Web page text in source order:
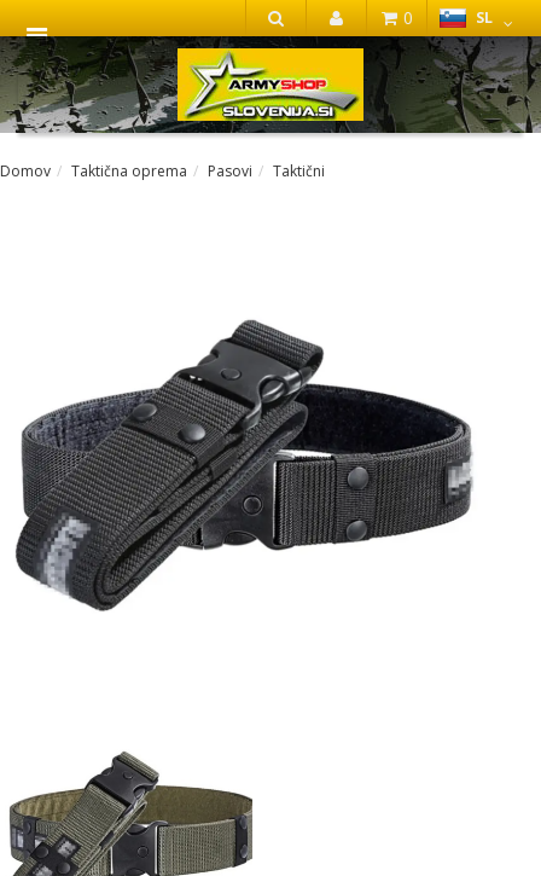
IŠČI
SL
0
Domov Taktična oprema Pasovi Taktični